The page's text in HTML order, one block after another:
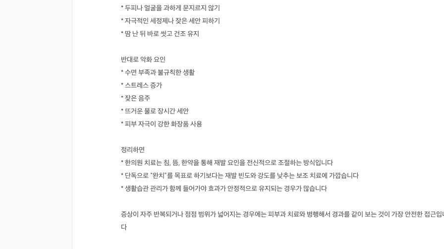
* 두피나 얼굴을 과하게 문지르지 않기
* 자극적인 세정제나 잦은 세안 피하기
* 땀 난 뒤 바로 씻고 건조 유지
반대로 악화 요인
* 수면 부족과 불규칙한 생활
* 스트레스 증가
* 잦은 음주
* 뜨거운 물로 장시간 세안
* 피부 자극이 강한 화장품 사용
정리하면
* 한의원 치료는 침, 뜸, 한약을 통해 재발 요인을 전신적으로 조절하는 방식입니다
* 단독으로 “완치”를 목표로 하기보다는 재발 빈도와 강도를 낮추는 보조 치료에 가깝습니다
* 생활습관 관리가 함께 들어가야 효과가 안정적으로 유지되는 경우가 많습니다
증상이 자주 반복되거나 점점 범위가 넓어지는 경우에는 피부과 치료와 병행해서 경과를 같이 보는 것이 가장 안전한 접근입
다